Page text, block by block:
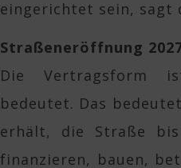
eingerichtet sein, sagt
Straßeneröffnung
Die Vertragsform
bedeutet. Das
erhält, die Straße
finanzieren, bauen,